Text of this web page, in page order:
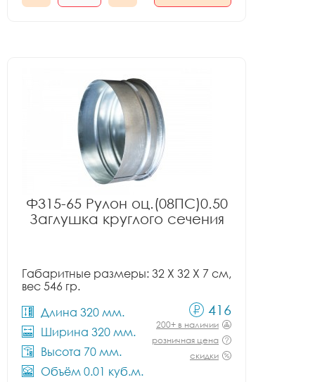
Ф315-65 Рулон оц.(08ПС)0.50
Заглушка круглого сечения
Габаритные размеры: 32 X 32 X 7 см,
вес 546 гр.
Длина 320 мм.
Ширина 320 мм.
Высота 70 мм.
Объём 0.01 куб.м.
416
200+ в наличии
розничная цена
скидки